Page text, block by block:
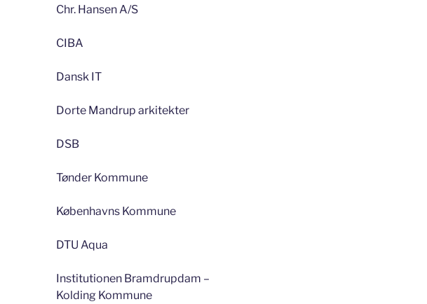
Chr. Hansen A/S
CIBA
Dansk IT
Dorte Mandrup arkitekter
DSB
Tønder Kommune
Københavns Kommune
DTU Aqua
Institutionen Bramdrupdam –
Kolding Kommune